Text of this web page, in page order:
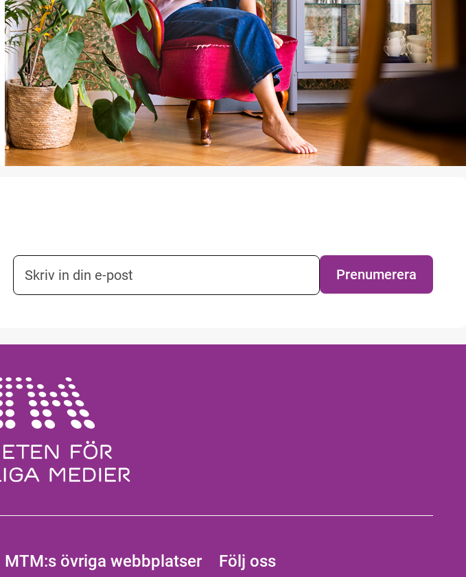
E-postadress nyhetsbrevsprenumeration
Prenumerera
MTM:s övriga webbplatser Följ oss